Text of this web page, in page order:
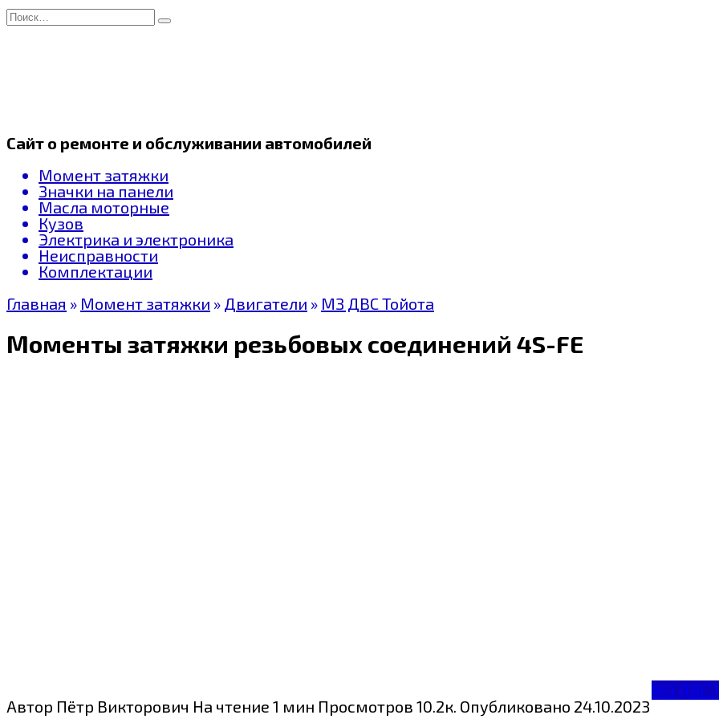
Перейти
к
Search
for:
Сайт о ремонте и обслуживании автомобилей
Момент затяжки
Значки на панели
Масла моторные
Кузов
Электрика и электроника
Неисправности
Комплектации
Главная » Момент затяжки » Двигатели » МЗ ДВС Тойота
Моменты затяжки резьбовых соединений 4S-FE
МЗ ДВС
Автор Пётр Викторович На чтение 1 мин Просмотров 10.2к. Опубликовано 24.10.2023